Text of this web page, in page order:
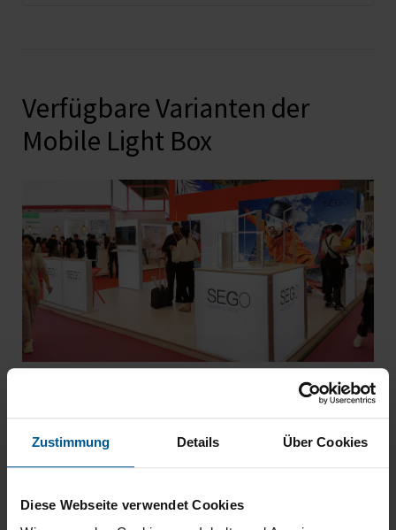
Zustimmung Details Über Cookies
Diese Webseite verwendet Cookies
Verfügbare Varianten der
Mobile Light Box
Als Werbeaufsteller oder ganzer Messestand
lieferbar (BxH):
85x225 cm